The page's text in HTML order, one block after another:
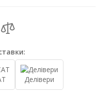
Делівери